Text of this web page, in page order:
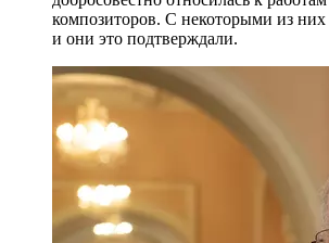
композиторов. С некоторыми из них
и они это подтверждали.